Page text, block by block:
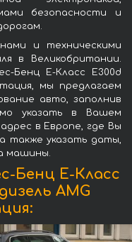
безопасности и
и техническими
в Великобритании.
Бенц Е-Класс Е300d
мы предлагаем
авто, заполнив
указать в Вашем
в Европе, где Вы
также указать даты,
машины.
Бенц Е-Класс
AMG